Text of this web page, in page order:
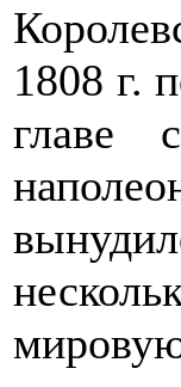
1808 г.
главе